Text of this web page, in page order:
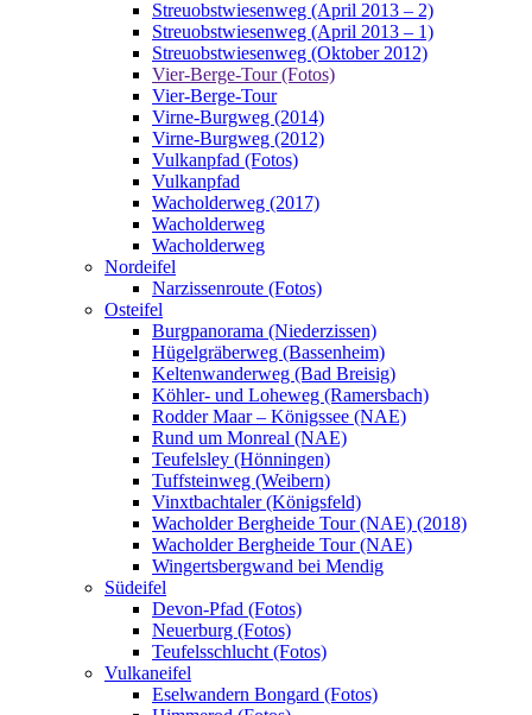
Streuobstwiesenweg (April 2013 – 2)
Streuobstwiesenweg (April 2013 – 1)
Streuobstwiesenweg (Oktober 2012)
Vier-Berge-Tour (Fotos)
Vier-Berge-Tour
Virne-Burgweg (2014)
Virne-Burgweg (2012)
Vulkanpfad (Fotos)
Vulkanpfad
Wacholderweg (2017)
Wacholderweg
Wacholderweg
Nordeifel
Narzissenroute (Fotos)
Osteifel
Burgpanorama (Niederzissen)
Hügelgräberweg (Bassenheim)
Keltenwanderweg (Bad Breisig)
Köhler- und Loheweg (Ramersbach)
Rodder Maar – Königssee (NAE)
Rund um Monreal (NAE)
Teufelsley (Hönningen)
Tuffsteinweg (Weibern)
Vinxtbachtaler (Königsfeld)
Wacholder Bergheide Tour (NAE) (2018)
Wacholder Bergheide Tour (NAE)
Wingertsbergwand bei Mendig
Südeifel
Devon-Pfad (Fotos)
Neuerburg (Fotos)
Teufelsschlucht (Fotos)
Vulkaneifel
Eselwandern Bongard (Fotos)